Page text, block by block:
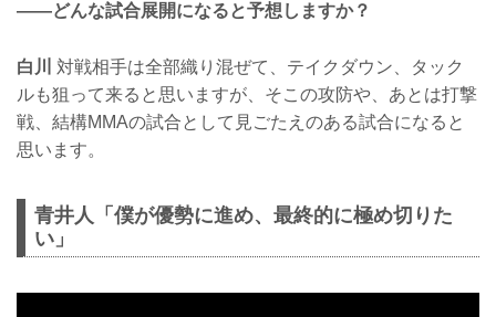
——どんな試合展開になると予想しますか？
白川
対戦相手は全部織り混ぜて、テイクダウン、タック
ルも狙って来ると思いますが、そこの攻防や、あとは打撃
戦、結構MMAの試合として見ごたえのある試合になると
思います。
青井人「僕が優勢に進め、最終的に極め切りた
い」